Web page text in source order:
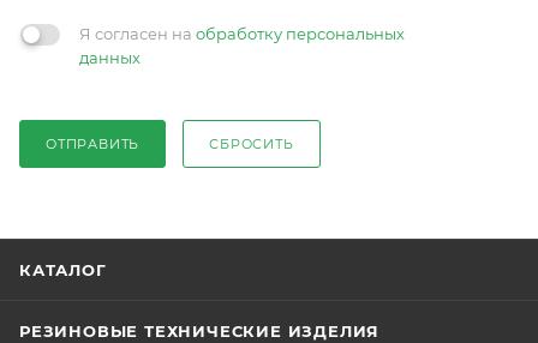
Я согласен на обработку персональных
данных
ОТПРАВИТЬ СБРОСИТЬ
КАТАЛОГ
РЕЗИНОВЫЕ ТЕХНИЧЕСКИЕ ИЗДЕЛИЯ